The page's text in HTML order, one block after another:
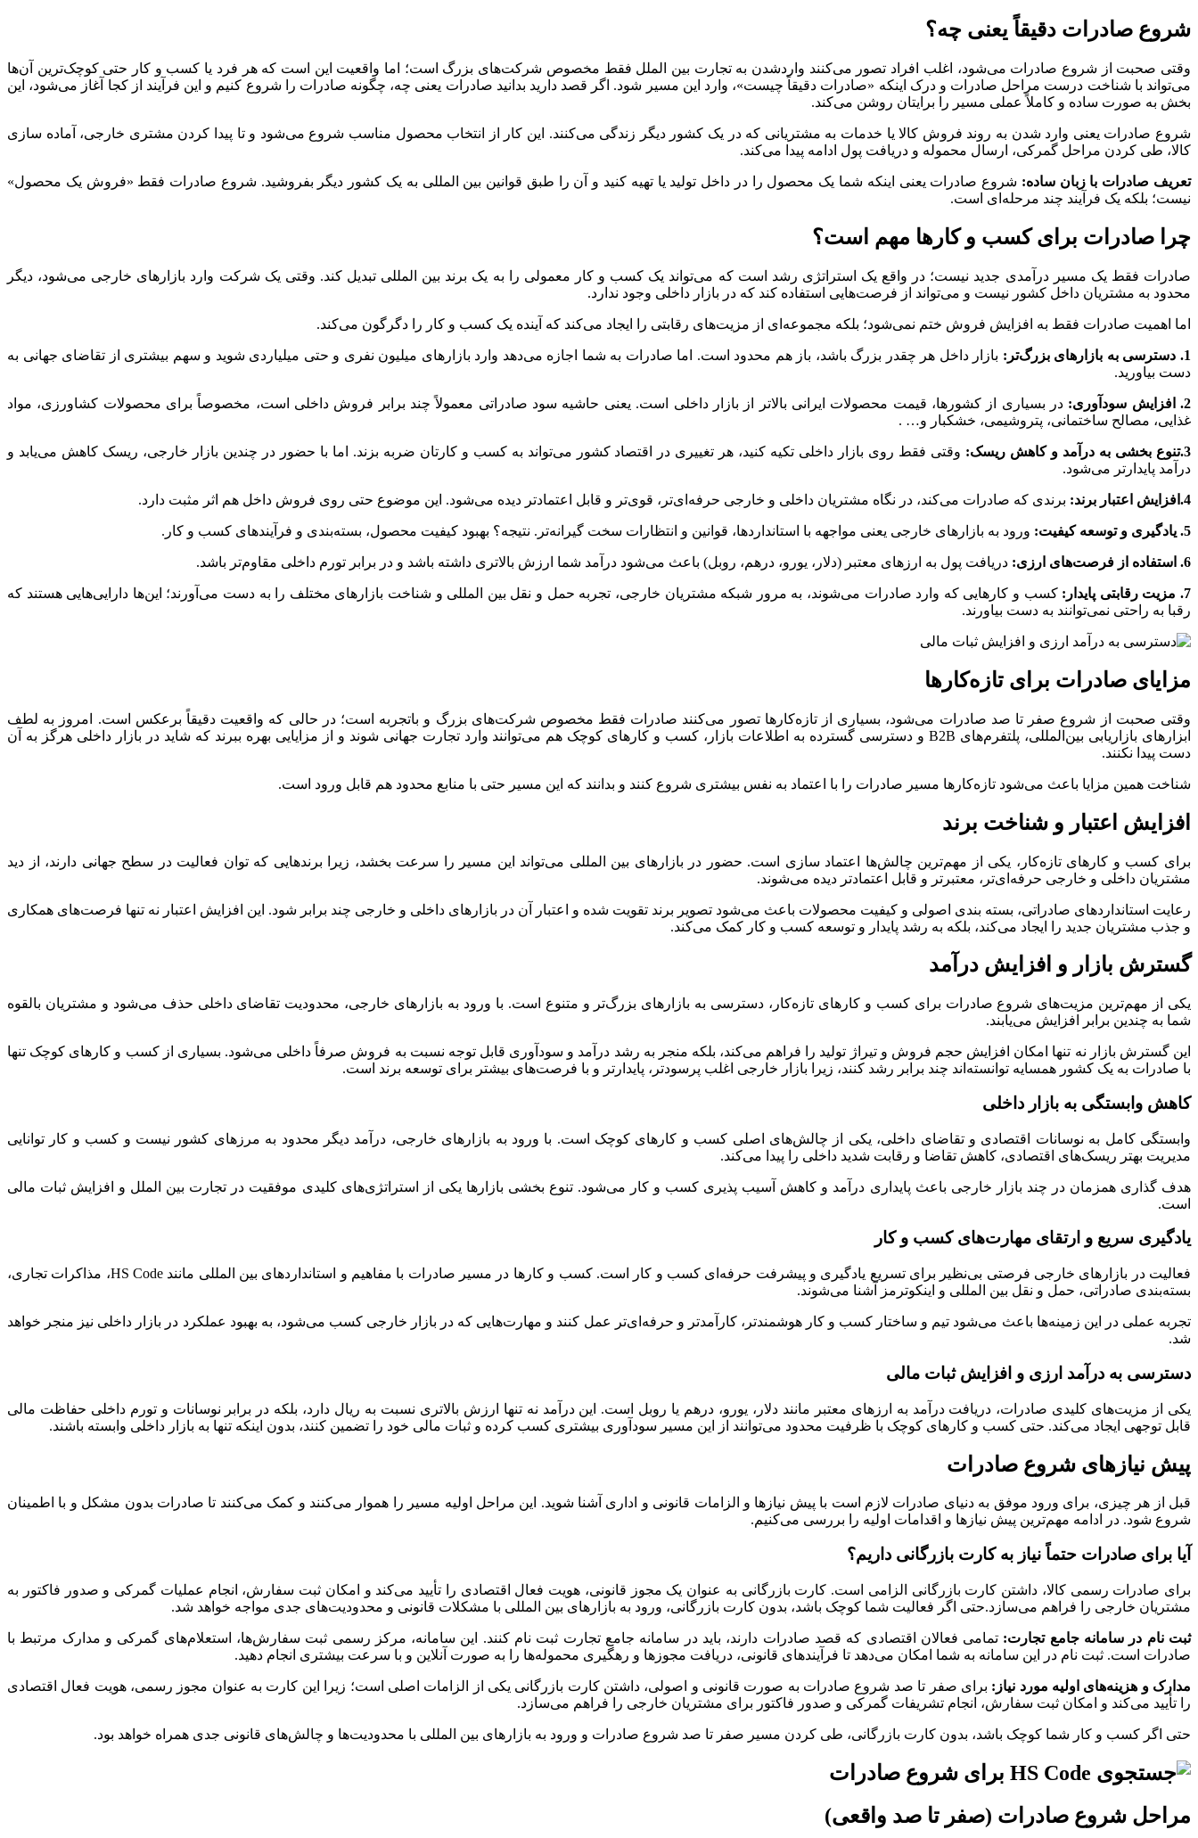
شروع صادرات دقیقاً یعنی چه؟
وقتی صحبت از شروع صادرات می‌شود، اغلب افراد تصور می‌کنند واردشدن به تجارت بین‌ الملل فقط مخصوص شرکت‌های بزرگ است؛ اما واقعیت این است که هر فرد یا کسب‌ و کار حتی کوچک‌ترین آن‌ها
می‌تواند با شناخت درست مراحل صادرات و درک اینکه «صادرات دقیقاً چیست»، وارد این مسیر شود. اگر قصد دارید بدانید صادرات یعنی چه، چگونه صادرات را شروع کنیم و این فرآیند از کجا آغاز می‌شود، این
بخش به‌ صورت ساده و کاملاً عملی مسیر را برایتان روشن می‌کند.
شروع صادرات یعنی وارد شدن به روند فروش کالا یا خدمات به مشتریانی که در یک کشور دیگر زندگی می‌کنند. این کار از انتخاب محصول مناسب شروع می‌شود و تا پیدا کردن مشتری خارجی، آماده‌ سازی
کالا، طی‌ کردن مراحل گمرکی، ارسال محموله و دریافت پول ادامه پیدا می‌کند.
تعریف صادرات با زبان ساده: شروع صادرات یعنی اینکه شما یک محصول را در داخل تولید یا تهیه کنید و آن را طبق قوانین بین‌ المللی به یک کشور دیگر بفروشید. شروع صادرات فقط «فروش یک محصول»
نیست؛ بلکه یک فرآیند چند مرحله‌ای است.
چرا صادرات برای کسب‌ و کارها مهم است؟
صادرات فقط یک مسیر درآمدی جدید نیست؛ در واقع یک استراتژی رشد است که می‌تواند یک کسب‌ و کار معمولی را به یک برند بین‌ المللی تبدیل کند. وقتی یک شرکت وارد بازارهای خارجی می‌شود، دیگر
محدود به مشتریان داخل کشور نیست و می‌تواند از فرصت‌هایی استفاده کند که در بازار داخلی وجود ندارد.
اما اهمیت صادرات فقط به افزایش فروش ختم نمی‌شود؛ بلکه مجموعه‌ای از مزیت‌های رقابتی را ایجاد می‌کند که آینده یک کسب‌ و کار را دگرگون می‌کند.
1. دسترسی به بازارهای بزرگ‌تر:
بازار داخل هر چقدر بزرگ باشد، باز هم محدود است. اما صادرات به شما اجازه می‌دهد وارد بازارهای میلیون‌ نفری و حتی میلیاردی شوید و سهم بیشتری از تقاضای جهانی به
دست بیاورید.
2. افزایش سودآوری:
در بسیاری از کشورها، قیمت محصولات ایرانی بالاتر از بازار داخلی است. یعنی حاشیه سود صادراتی معمولاً چند برابر فروش داخلی است، مخصوصاً برای محصولات کشاورزی، مواد
غذایی، مصالح ساختمانی، پتروشیمی، خشکبار و… .
3.تنوع‌ بخشی به درآمد و کاهش ریسک:
وقتی فقط روی بازار داخلی تکیه کنید، هر تغییری در اقتصاد کشور می‌تواند به کسب‌ و کارتان ضربه بزند. اما با حضور در چندین بازار خارجی، ریسک کاهش می‌یابد و
درآمد پایدارتر می‌شود.
4.افزایش اعتبار برند: برندی که صادرات می‌کند، در نگاه مشتریان داخلی و خارجی حرفه‌ای‌تر، قوی‌تر و قابل‌ اعتمادتر دیده می‌شود. این موضوع حتی روی فروش داخل هم اثر مثبت دارد.
5. یادگیری و توسعه کیفیت: ورود به بازارهای خارجی یعنی مواجهه با استانداردها، قوانین و انتظارات سخت‌ گیرانه‌تر. نتیجه؟ بهبود کیفیت محصول، بسته‌بندی و فرآیندهای کسب‌ و کار.
6. استفاده از فرصت‌های ارزی: دریافت پول به ارزهای معتبر (دلار، یورو، درهم، روبل) باعث می‌شود درآمد شما ارزش بالاتری داشته باشد و در برابر تورم داخلی مقاوم‌تر باشد.
7. مزیت رقابتی پایدار:
کسب‌ و کارهایی که وارد صادرات می‌شوند، به‌ مرور شبکه مشتریان خارجی، تجربه حمل‌ و نقل بین‌ المللی و شناخت بازارهای مختلف را به دست می‌آورند؛ این‌ها دارایی‌هایی هستند که
رقبا به‌ راحتی نمی‌توانند به دست بیاورند.
مزایای صادرات برای تازه‌کارها
وقتی صحبت از شروع صفر تا صد صادرات می‌شود، بسیاری از تازه‌کارها تصور می‌کنند صادرات فقط مخصوص شرکت‌های بزرگ و باتجربه است؛ در حالی که واقعیت دقیقاً برعکس است. امروز به لطف
ابزارهای بازاریابی بین‌المللی، پلتفرم‌های B2B و دسترسی گسترده به اطلاعات بازار، کسب‌ و کارهای کوچک هم می‌توانند وارد تجارت جهانی شوند و از مزایایی بهره ببرند که شاید در بازار داخلی هرگز به آن
دست پیدا نکنند.
شناخت همین مزایا باعث می‌شود تازه‌کارها مسیر صادرات را با اعتماد به‌ نفس بیشتری شروع کنند و بدانند که این مسیر حتی با منابع محدود هم قابل ورود است.
افزایش اعتبار و شناخت برند
برای کسب‌ و کارهای تازه‌کار، یکی از مهم‌ترین چالش‌ها اعتماد سازی است. حضور در بازارهای بین‌ المللی می‌تواند این مسیر را سرعت بخشد، زیرا برندهایی که توان فعالیت در سطح جهانی دارند، از دید
مشتریان داخلی و خارجی حرفه‌ای‌تر، معتبرتر و قابل‌ اعتمادتر دیده می‌شوند.
رعایت استانداردهای صادراتی، بسته‌ بندی اصولی و کیفیت محصولات باعث می‌شود تصویر برند تقویت شده و اعتبار آن در بازارهای داخلی و خارجی چند برابر شود. این افزایش اعتبار نه تنها فرصت‌های همکاری
و جذب مشتریان جدید را ایجاد می‌کند، بلکه به رشد پایدار و توسعه کسب‌ و کار کمک می‌کند.
گسترش بازار و افزایش درآمد
یکی از مهم‌ترین مزیت‌های شروع صادرات برای کسب‌ و کارهای تازه‌کار، دسترسی به بازارهای بزرگ‌تر و متنوع است. با ورود به بازارهای خارجی، محدودیت تقاضای داخلی حذف می‌شود و مشتریان بالقوه
شما به چندین برابر افزایش می‌یابند.
این گسترش بازار نه تنها امکان افزایش حجم فروش و تیراژ تولید را فراهم می‌کند، بلکه منجر به رشد درآمد و سودآوری قابل توجه نسبت به فروش صرفاً داخلی می‌شود. بسیاری از کسب‌ و کارهای کوچک تنها
با صادرات به یک کشور همسایه توانسته‌اند چند برابر رشد کنند، زیرا بازار خارجی اغلب پرسودتر، پایدارتر و با فرصت‌های بیشتر برای توسعه برند است.
کاهش وابستگی به بازار داخلی
وابستگی کامل به نوسانات اقتصادی و تقاضای داخلی، یکی از چالش‌های اصلی کسب‌ و کارهای کوچک است. با ورود به بازارهای خارجی، درآمد دیگر محدود به مرزهای کشور نیست و کسب‌ و کار توانایی
مدیریت بهتر ریسک‌های اقتصادی، کاهش تقاضا و رقابت شدید داخلی را پیدا می‌کند.
هدف‌ گذاری همزمان در چند بازار خارجی باعث پایداری درآمد و کاهش آسیب‌ پذیری کسب‌ و کار می‌شود. تنوع‌ بخشی بازارها یکی از استراتژی‌های کلیدی موفقیت در تجارت بین‌ الملل و افزایش ثبات مالی
است.
یادگیری سریع و ارتقای مهارت‌های کسب‌ و کار
فعالیت در بازارهای خارجی فرصتی بی‌نظیر برای تسریع یادگیری و پیشرفت حرفه‌ای کسب‌ و کار است. کسب‌ و کارها در مسیر صادرات با مفاهیم و استانداردهای بین‌ المللی مانند HS Code، مذاکرات تجاری،
بسته‌بندی صادراتی، حمل‌ و نقل بین‌ المللی و اینکوترمز آشنا می‌شوند.
تجربه عملی در این زمینه‌ها باعث می‌شود تیم و ساختار کسب‌ و کار هوشمندتر، کارآمدتر و حرفه‌ای‌تر عمل کنند و مهارت‌هایی که در بازار خارجی کسب می‌شود، به بهبود عملکرد در بازار داخلی نیز منجر خواهد
شد.
دسترسی به درآمد ارزی و افزایش ثبات مالی
یکی از مزیت‌های کلیدی صادرات، دریافت درآمد به ارزهای معتبر مانند دلار، یورو، درهم یا روبل است. این درآمد نه تنها ارزش بالاتری نسبت به ریال دارد، بلکه در برابر نوسانات و تورم داخلی حفاظت مالی
قابل توجهی ایجاد می‌کند. حتی کسب‌ و کارهای کوچک با ظرفیت محدود می‌توانند از این مسیر سودآوری بیشتری کسب کرده و ثبات مالی خود را تضمین کنند، بدون اینکه تنها به بازار داخلی وابسته باشند.
پیش‌ نیازهای شروع صادرات
قبل از هر چیزی، برای ورود موفق به دنیای صادرات لازم است با پیش‌ نیازها و الزامات قانونی و اداری آشنا شوید. این مراحل اولیه مسیر را هموار می‌کنند و کمک می‌کنند تا صادرات بدون مشکل و با اطمینان
شروع شود. در ادامه مهم‌ترین پیش‌ نیازها و اقدامات اولیه را بررسی می‌کنیم.
آیا برای صادرات حتماً نیاز به کارت بازرگانی داریم؟
برای صادرات رسمی کالا، داشتن کارت بازرگانی الزامی است. کارت بازرگانی به عنوان یک مجوز قانونی، هویت فعال اقتصادی را تأیید می‌کند و امکان ثبت سفارش، انجام عملیات گمرکی و صدور فاکتور به
مشتریان خارجی را فراهم می‌سازد.حتی اگر فعالیت شما کوچک باشد، بدون کارت بازرگانی، ورود به بازارهای بین‌ المللی با مشکلات قانونی و محدودیت‌های جدی مواجه خواهد شد.
ثبت‌ نام در سامانه جامع تجارت: تمامی فعالان اقتصادی که قصد صادرات دارند، باید در سامانه جامع تجارت ثبت‌ نام کنند. این سامانه، مرکز رسمی ثبت سفارش‌ها، استعلام‌های گمرکی و مدارک مرتبط با
صادرات است. ثبت‌ نام در این سامانه به شما امکان می‌دهد تا فرآیندهای قانونی، دریافت مجوزها و رهگیری محموله‌ها را به صورت آنلاین و با سرعت بیشتری انجام دهید.
مدارک و هزینه‌های اولیه مورد نیاز: برای صفر تا صد شروع صادرات به‌ صورت قانونی و اصولی، داشتن کارت بازرگانی یکی از الزامات اصلی است؛ زیرا این کارت به‌ عنوان مجوز رسمی، هویت فعال اقتصادی
را تأیید می‌کند و امکان ثبت سفارش، انجام تشریفات گمرکی و صدور فاکتور برای مشتریان خارجی را فراهم می‌سازد.
حتی اگر کسب‌ و کار شما کوچک باشد، بدون کارت بازرگانی، طی‌ کردن مسیر صفر تا صد شروع صادرات و ورود به بازارهای بین‌ المللی با محدودیت‌ها و چالش‌های قانونی جدی همراه خواهد بود.
مراحل شروع صادرات (صفر تا صد واقعی)